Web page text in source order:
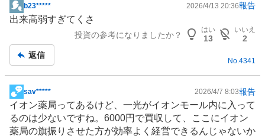
掲
示
事
b23***** 2026/4/13 20:36報告
出来高弱すぎてくさ
投資の参考になりましたか？
はい
13
いいえ
2
返信
No.4341
掲
示
板
sav***** 2026/4/7 8:03報告
イオン薬局ってあるけど、一光がイオンモール内に入って
るのは少ないですね。6000円で買収して、ここにイオン
薬局の旗振りさせた方が効率よく経営できるんじゃないか